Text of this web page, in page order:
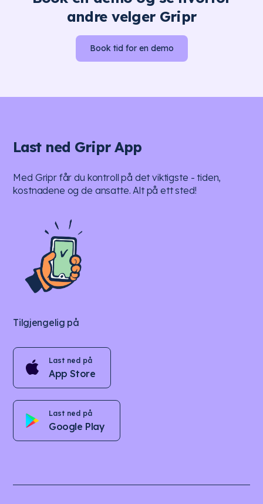
andre velger Gripr
Book tid for en demo
Last ned Gripr App
Med Gripr får du kontroll på det viktigste - tiden,
kostnadene og de ansatte. Alt på ett sted!
Tilgjengelig på
Last ned på
App Store
Last ned på
Google Play